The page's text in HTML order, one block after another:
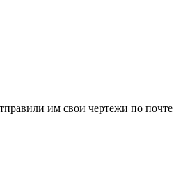
им свои чертежи по